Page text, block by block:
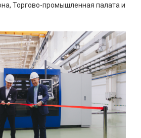
Торгово-промышленная палата и